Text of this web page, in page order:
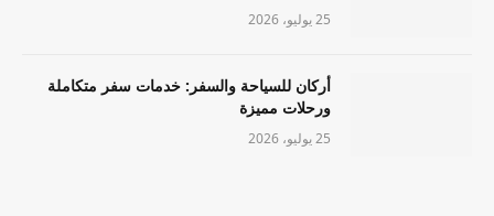
25 يوليو، 2026
أركان للسياحة والسفر: خدمات سفر متكاملة
ورحلات مميزة
25 يوليو، 2026